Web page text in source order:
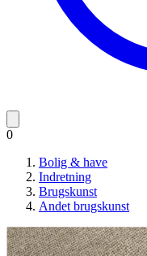
0
Bolig & have
Indretning
Brugskunst
Andet brugskunst